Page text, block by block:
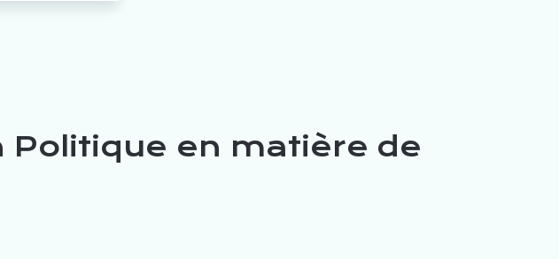
Politique en matière de